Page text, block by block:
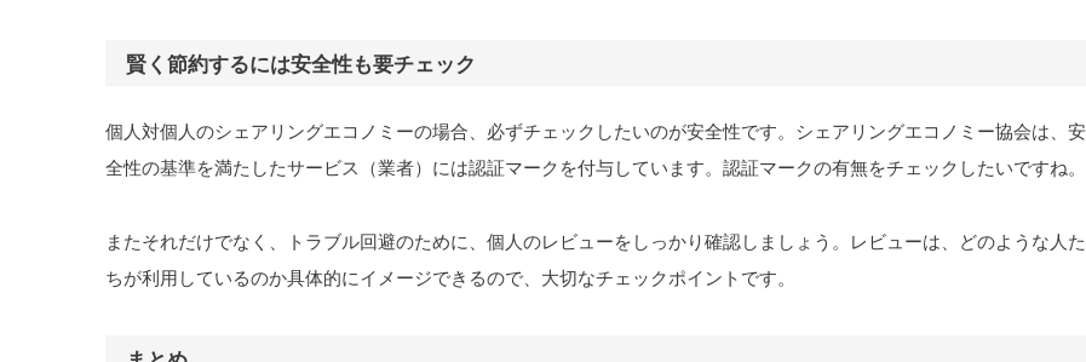
賢く節約するには安全性も要チェック
個人対個人のシェアリングエコノミーの場合、必ずチェックしたいのが安全性です。シェアリングエコノミー協会は、安
全性の基準を満たしたサービス（業者）には認証マークを付与しています。認証マークの有無をチェックしたいですね。
またそれだけでなく、トラブル回避のために、個人のレビューをしっかり確認しましょう。レビューは、どのような人た
ちが利用しているのか具体的にイメージできるので、大切なチェックポイントです。